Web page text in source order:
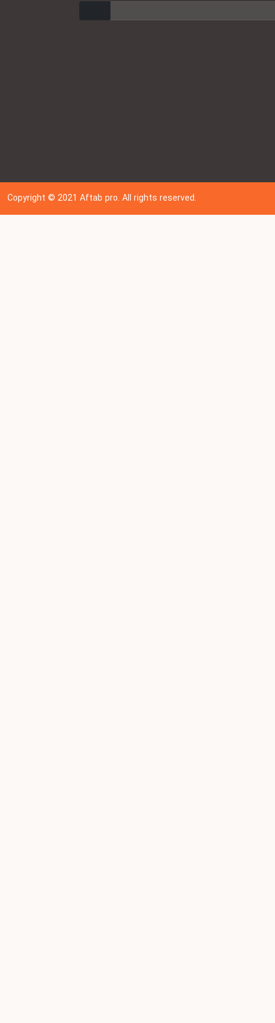
Copyright © 202 1Aftab pro. All rights reserved.